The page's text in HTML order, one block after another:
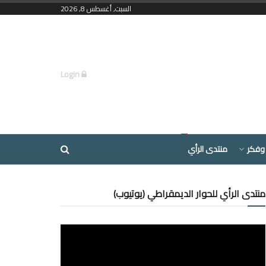
السبت, أغسطس 8, 2026
منتدى الرأي
منتدى الرأي للحوار الديمقراطي (يوتيوب)